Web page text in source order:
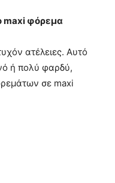
maxi φόρεμα
ατέλειες. Αυτό
ή πολύ φαρδύ,
σε maxi